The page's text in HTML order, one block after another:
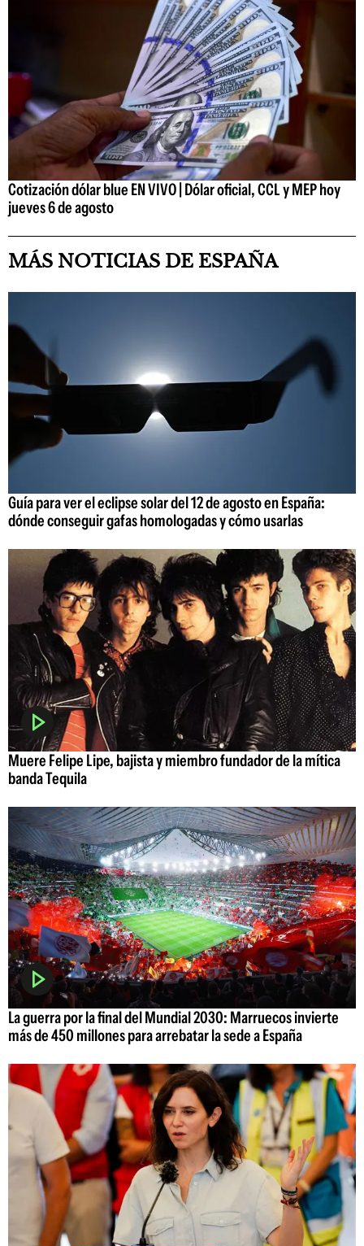
Cotización dólar blue EN VIVO | Dólar oficial, CCL y MEP hoy
jueves 6 de agosto
MÁS NOTICIAS DE ESPAÑA
Guía para ver el eclipse solar del 12 de agosto en España:
dónde conseguir gafas homologadas y cómo usarlas
Muere Felipe Lipe, bajista y miembro fundador de la mítica
banda Tequila
La guerra por la final del Mundial 2030: Marruecos invierte
más de 450 millones para arrebatar la sede a España